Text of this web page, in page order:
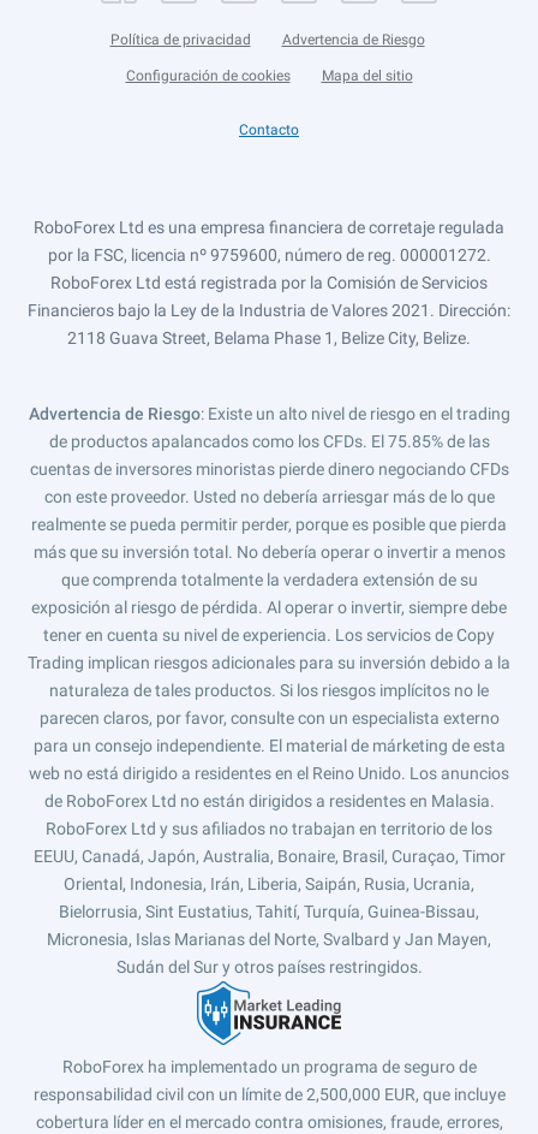
Política de privacidad Advertencia de Riesgo
Configuración de cookies Mapa del sitio
Contacto
RoboForex Ltd es una empresa financiera de corretaje regulada
por la FSC, licencia nº 9759600, número de reg. 000001272.
RoboForex Ltd está registrada por la Comisión de Servicios
Financieros bajo la Ley de la Industria de Valores 2021. Dirección:
2118 Guava Street, Belama Phase 1, Belize City, Belize.
Advertencia de Riesgo: Existe un alto nivel de riesgo en el trading
de productos apalancados como los CFDs. El 75.85% de las
cuentas de inversores minoristas pierde dinero negociando CFDs
con este proveedor. Usted no debería arriesgar más de lo que
realmente se pueda permitir perder, porque es posible que pierda
más que su inversión total. No debería operar o invertir a menos
que comprenda totalmente la verdadera extensión de su
exposición al riesgo de pérdida. Al operar o invertir, siempre debe
tener en cuenta su nivel de experiencia. Los servicios de Copy
Trading implican riesgos adicionales para su inversión debido a la
naturaleza de tales productos. Si los riesgos implícitos no le
parecen claros, por favor, consulte con un especialista externo
para un consejo independiente. El material de márketing de esta
web no está dirigido a residentes en el Reino Unido. Los anuncios
de RoboForex Ltd no están dirigidos a residentes en Malasia.
RoboForex Ltd y sus afiliados no trabajan en territorio de los
EEUU, Canadá, Japón, Australia, Bonaire, Brasil, Curaçao, Timor
Oriental, Indonesia, Irán, Liberia, Saipán, Rusia, Ucrania,
Bielorrusia, Sint Eustatius, Tahití, Turquía, Guinea-Bissau,
Micronesia, Islas Marianas del Norte, Svalbard y Jan Mayen,
Sudán del Sur y otros países restringidos.
RoboForex ha implementado un programa de seguro de
responsabilidad civil con un límite de 2,500,000 EUR, que incluye
cobertura líder en el mercado contra omisiones, fraude, errores,